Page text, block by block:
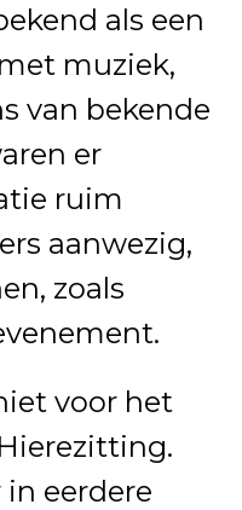
als een
muziek,
van bekende
er
ruim
aanwezig,
zoals
voor het
in eerdere